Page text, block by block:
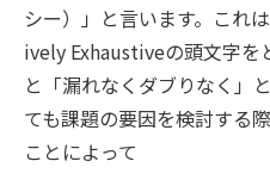
シー）」と言います。これ
ively Exhaustiveの頭文字を
と「漏れなくダブりなく」
ても課題の要因を検討する
ことによって